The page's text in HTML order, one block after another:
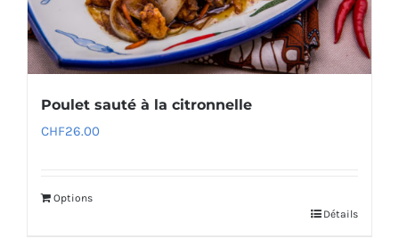
Poulet sauté à la citronnelle
CHF26.00
Options
Détails